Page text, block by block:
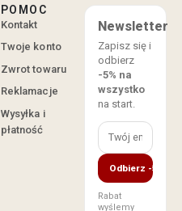
POMOC
Kontakt
Twoje konto
Zwrot towaru
Reklamacje
Wysyłka i
płatność
Newsletter
Zapisz się i
odbierz
-5% na
wszystko
na start.
Odbierz -5%
Rabat
wyślemy